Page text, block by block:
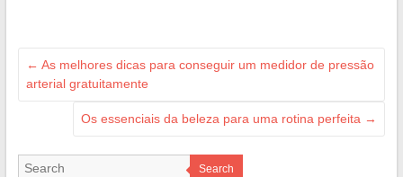
← As melhores dicas para conseguir um medidor de pressão
arterial gratuitamente
Os essenciais da beleza para uma rotina perfeita →
Search